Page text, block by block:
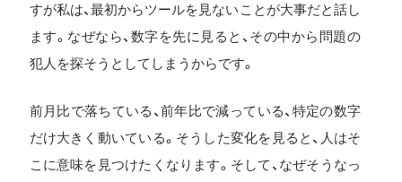
すが私は、最初からツールを見ないことが大事だと話し
ます。なぜなら、数字を先に見ると、その中から問題の
犯人を探そうとしてしまうからです。
前月比で落ちている、前年比で減っている、特定の数字
だけ大きく動いている。そうした変化を見ると、人はそ
こに意味を見つけたくなります。そして、なぜそうなっ